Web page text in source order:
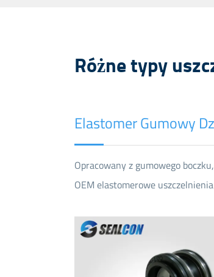
Różne typy
Elastomer Gumowy
Opracowany z gumowego
OEM elastomerowe